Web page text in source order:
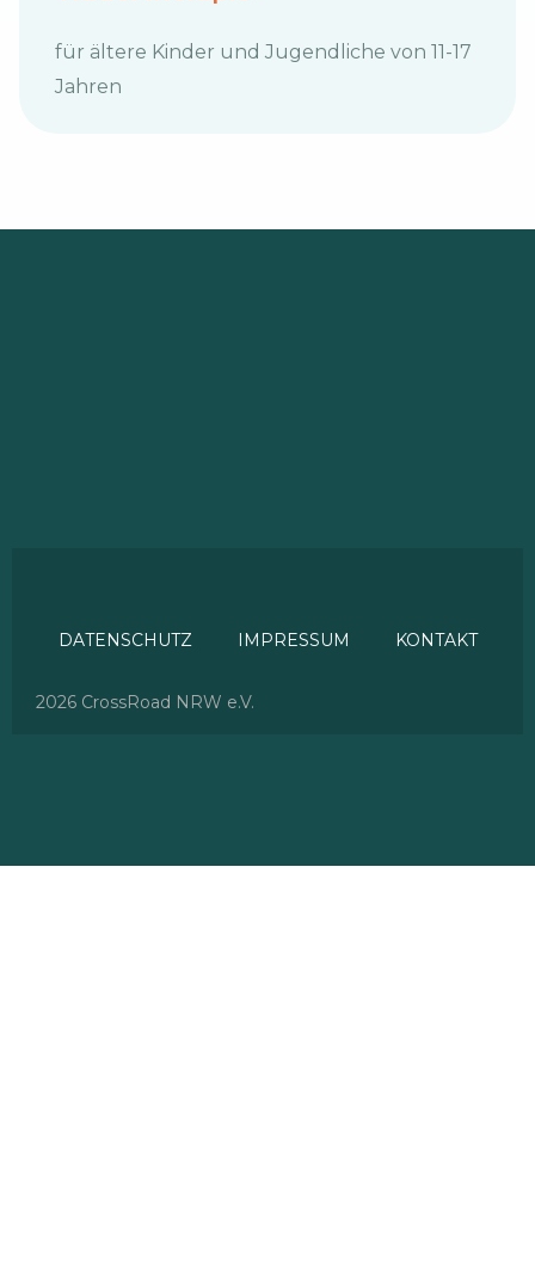
für ältere Kinder und Jugendliche von 11-17
Jahren
DATENSCHUTZ IMPRESSUM KONTAKT
2026 CrossRoad NRW e.V.